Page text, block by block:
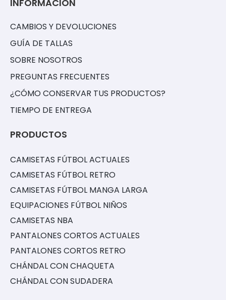
INFORMACIÓN
CAMBIOS Y DEVOLUCIONES
GUÍA DE TALLAS
SOBRE NOSOTROS
PREGUNTAS FRECUENTES
¿CÓMO CONSERVAR TUS PRODUCTOS?
TIEMPO DE ENTREGA
PRODUCTOS
CAMISETAS FÚTBOL ACTUALES
CAMISETAS FÚTBOL RETRO
CAMISETAS FÚTBOL MANGA LARGA
EQUIPACIONES FÚTBOL NIÑOS
CAMISETAS NBA
PANTALONES CORTOS ACTUALES
PANTALONES CORTOS RETRO
CHÁNDAL CON CHAQUETA
CHÁNDAL CON SUDADERA